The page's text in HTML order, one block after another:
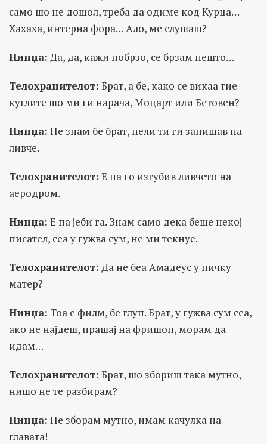
само шо не дошол, треба да одиме код Курца…
Хахаха, интерна фора… Ало, ме слушаш?
Нинџа: Да, да, кажи побрзо, се брзам нешто…
Телохранителот: Брат, а бе, како се викаа тие
куглите шо ми ги нарача, Моцарт или Бетовен?
Нинџа: Не знам бе брат, нели ти ги запишав на
ливче.
Телохранителот: Е па го изгубив ливчето на
аеродром.
Нинџа: Е па јеби га. Знам само дека беше некој
писател, сеа у гужва сум, не ми текнуе.
Телохранителот: Да не беа Амадеус у пичку
матер?
Нинџа: Тоа е филм, бе глуп. Брат, у гужва сум сеа,
ако не најдеш, прашај на фришоп, морам да
идам…
Телохранителот: Брат, шо збориш така мутно,
нишо не те разбирам?
Нинџа: Не зборам мутно, имам качулка на
главата!